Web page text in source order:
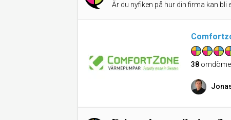
Är du nyfiken på hur din firma kan bli
38